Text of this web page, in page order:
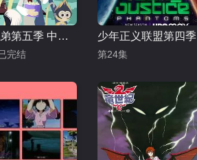
动物兄弟第五季 中文配音
完结
少年正义联盟第四季
第24集